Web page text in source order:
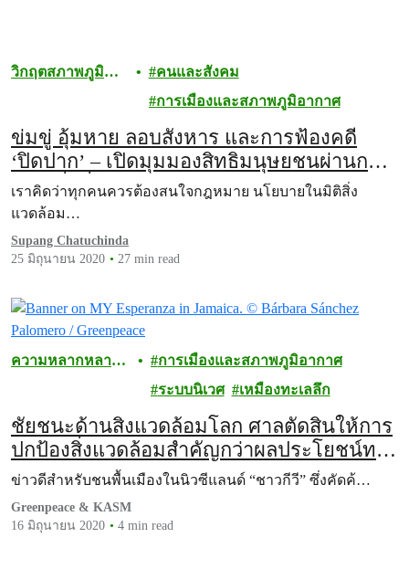
วิกฤตสภาพภูมิ
คนและสังคม
การเมืองและสภาพภูมิอากาศ
ข่มขู่ อุ้มหาย ลอบสังหาร และการฟ้องคดี
‘ปิดปาก’ – เปิดมุมมองสิทธิมนุษยชนผ่านการ
ต่อสู้เพื่อสิ่งแวดล้อมกับสุภาภรณ์ มาลัยลอย
เราคิดว่าทุกคนควรต้องสนใจกฎหมาย นโยบายในมิติสิ่ง
แวดล้อม…
Supang Chatuchinda
25 มิถุนายน 2020
27 min read
ความหลากหลาย
การเมืองและสภาพภูมิอากาศ
ระบบนิเวศ
เหมืองทะเลลึก
ชัยชนะด้านสิ่งแวดล้อมโลก ศาลตัดสินให้การ
ปกป้องสิ่งแวดล้อมสำคัญกว่าผลประโยชน์ทาง
ธุรกิจ
ข่าวดีสำหรับชนพื้นเมืองในนิวซีแลนด์ “ชาวกีวี” ซึ่งคัดค้…
Greenpeace & KASM
16 มิถุนายน 2020
4 min read